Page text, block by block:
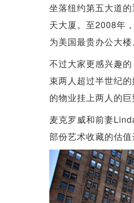
坐落纽约第五大道
天大厦。至2008年
为美国最贵办公大楼
不过大家更感兴趣
束两人超过半世纪
的物业挂上两人的
麦克罗威和前妻
部份艺术收藏的估值